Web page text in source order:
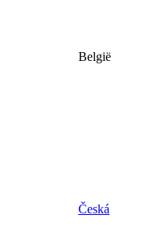
België
Česká